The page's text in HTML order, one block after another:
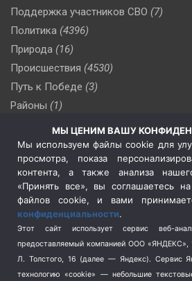
Поддержка участников СВО (7)
Политика (4396)
Природа (16)
Происшествия (4530)
Путь к Победе (3)
Районы (1)
(510)
Сельское хозяйство (3)
Социальная политика
(3)
Спецоперация в Украине
Спецоперация на Украине
(404)
Спорт (740)
Терроризм (1)
Транспорт (262)
МЫ ЦЕНИМ ВАШУ
Мы используем файлы cookie для
просмотра, показа
контента, а также анализа
«Принять все», вы соглашаетесь
файлов cookie, и вами
конфиденциальности.
Этот сайт использует сервис веб-
предоставляемый компанией ООО «ЯНДЕКС»,
Л. Толстого, 16 (далее — Яндекс). Сервис
технологию «cookie» — небольшие